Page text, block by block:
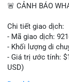
🚨 CẢNH BÁO
Chi tiết giao dịch:
- Mã giao dịch:
- Khối lượng di
- Giá trị ước tính:
USD)